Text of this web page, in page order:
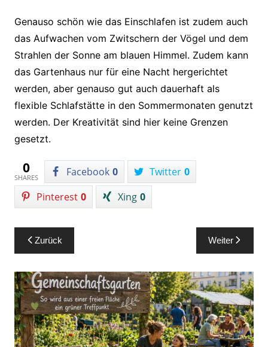
Genauso schön wie das Einschlafen ist zudem auch
das Aufwachen vom Zwitschern der Vögel und dem
Strahlen der Sonne am blauen Himmel. Zudem kann
das Gartenhaus nur für eine Nacht hergerichtet
werden, aber genauso gut auch dauerhaft als
flexible Schlafstätte in den Sommermonaten genutzt
werden. Der Kreativität sind hier keine Grenzen
gesetzt.
0
SHARES Facebook 0 Twitter 0
Pinterest 0 Xing 0
Beitragsnavigation
Zurück Weiter